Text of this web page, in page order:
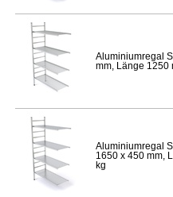
Aluminiumregal
mm, Länge 1250
Aluminiumregal
1650 x 450 mm,
kg